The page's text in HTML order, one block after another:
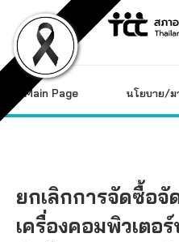
content
Main Page นโยบาย/ม
ยกเลิกการจัดซื้อจั
เครื่องคอมพิวเตอ